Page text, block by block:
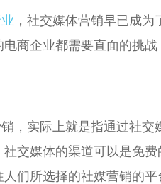
，社交媒体营销早已成
商企业都需要直面的挑
，实际上就是指通过社
交媒体的渠道可以是免
人们所选择的社媒营销的